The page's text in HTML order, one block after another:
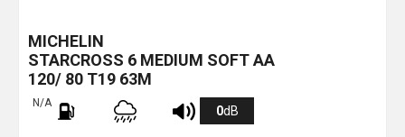
MICHELIN
STARCROSS 6 MEDIUM SOFTAA
120/ 80 T19 63M
N/A
0dB